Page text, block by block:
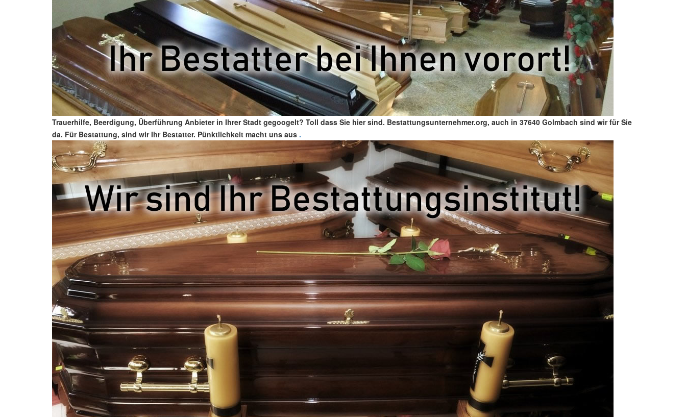
Trauerhilfe, Beerdigung, Überführung Anbieter in Ihrer Stadt gegoogelt? Toll dass Sie hier sind. Bestattungsunternehmer.org, auch in 37640 Golmbach sind wir für Sie
da. Für Bestattung, sind wir Ihr Bestatter. Pünktlichkeit macht uns aus .